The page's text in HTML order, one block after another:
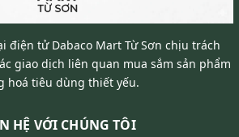
điện tử Dabaco Mart Từ Sơn chịu trách
giao dịch liên quan mua sắm sản phẩm
hoá tiêu dùng thiết yếu.
HỆ VỚI CHÚNG TÔI